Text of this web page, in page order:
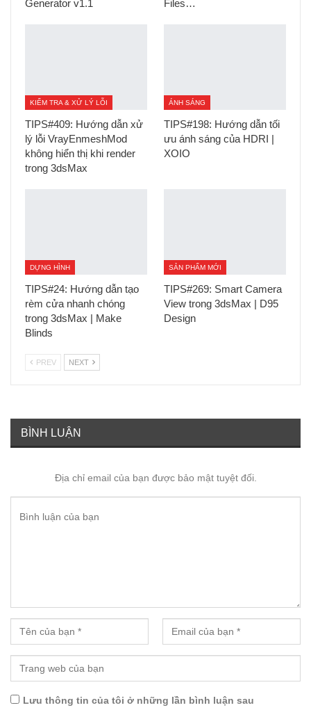
Generator v1.1 Files…
KIỂM TRA & XỬ LÝ LỖI
TIPS#409: Hướng dẫn xử
lý lỗi VrayEnmeshMod
không hiển thị khi render
trong 3dsMax
ÁNH SÁNG
TIPS#198: Hướng dẫn tối
ưu ánh sáng của HDRI |
XOIO
DỰNG HÌNH
TIPS#24: Hướng dẫn tạo
rèm cửa nhanh chóng
trong 3dsMax | Make
Blinds
SẢN PHẨM MỚI
TIPS#269: Smart Camera
View trong 3dsMax | D95
Design
PREV NEXT
BÌNH LUẬN
Địa chỉ email của bạn được bảo mật tuyệt đối.
Lưu thông tin của tôi ở những lần bình luận sau